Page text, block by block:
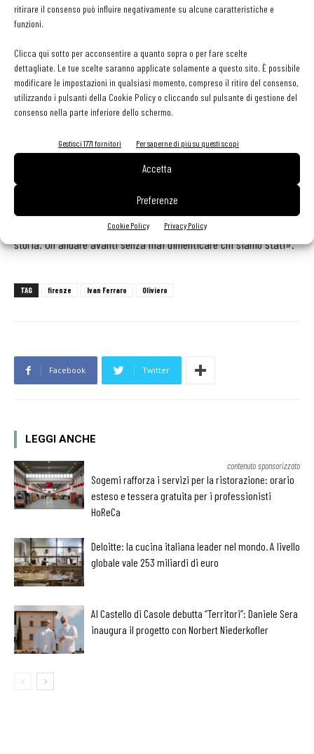
ritirare il consenso può influire negativamente su alcune caratteristiche e
funzioni.
Clicca qui sotto per acconsentire a quanto sopra o per fare scelte
dettagliate. Le tue scelte saranno applicate solamente a questo sito. È possibile
modificare le impostazioni in qualsiasi momento, compreso il ritiro del consenso,
utilizzando i pulsanti della Cookie Policy o cliccando sul pulsante di gestione del
consenso nella parte inferiore dello schermo.
Gestisci 1771 fornitori Per saperne di più su questi scopi
Accetta
Preferenze
Cookie Policy Privacy Policy
asseconda. È per questo che ho deciso di cambiare spesso una
percentuale dei vini presenti:
mobile , così da andare incontro agli habitué, ai piatti che variano
secondo stagione e a una gestione più intelligente, che evita di
incorrere in fastidiose rimanenze. Il restante è costituito da nomi
noti soprattutto dell’enologia italiana, ma anche francese e
ha un debole verso la biodinamica mai però estrema, come
sottolinea Quattrocchi. Tra i progetti futuri quello di ripristinare le
serate dedicate al bollito che ogni settimana si tenevano al
vecchio Oliviero. «Da questo locale abbiamo preso e continuiamo a
prendere il meglio. Per noi tutti Oliviero è il presente legato alla
storia. Un andare avanti senza mai dimenticare chi siamo stati».
TAG firenze Ivan Ferraro Oliviero
Facebook Twitter
LEGGI ANCHE
contenuto sponsorizzato
Sogemi rafforza i servizi per la ristorazione: orario
esteso e tessera gratuita per i professionisti
HoReCa
Deloitte: la cucina italiana leader nel mondo. A livello
globale vale 253 miliardi di euro
Al Castello di Casole debutta “Territori”: Daniele Sera
inaugura il progetto con Norbert Niederkofler